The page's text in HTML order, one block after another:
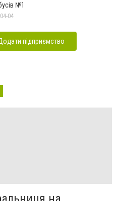
№1
04
підприємство